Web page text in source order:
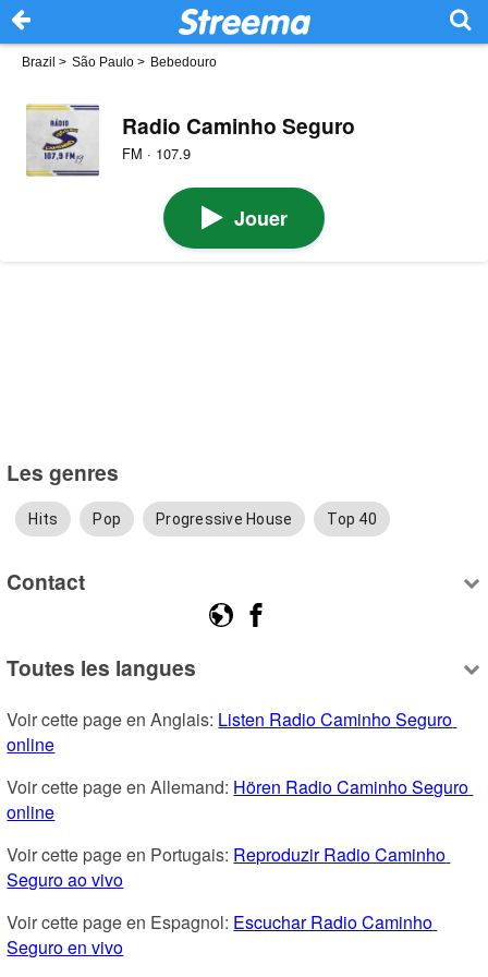
Brazil > São Paulo > Bebedouro
Radio Caminho Seguro
FM · 107.9
Jouer
Les genres
Hits Pop Progressive House Top 40
Contact
Toutes les langues
Voir cette page en Anglais: Listen Radio Caminho Seguro
online
Voir cette page en Allemand: Hören Radio Caminho Seguro
online
Voir cette page en Portugais: Reproduzir Radio Caminho
Seguro ao vivo
Voir cette page en Espagnol: Escuchar Radio Caminho
Seguro en vivo